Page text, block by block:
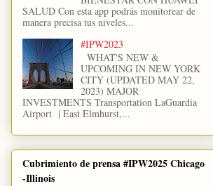
SALUD Con esta app podrás monitorear de
manera precisa tus niveles...
#IPW2023
WHAT'S NEW &
UPCOMING IN NEW YORK
CITY (UPDATED MAY 22,
2023) MAJOR
INVESTMENTS Transportation LaGuardia
Airport | East Elmhurst,...
Cubrimiento de prensa #IPW2025 Chicago
-Illinois